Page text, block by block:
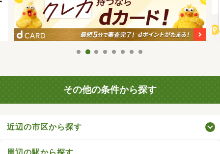
その他の条件から探す
近辺の市区から探す
周辺の駅から探す